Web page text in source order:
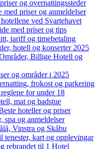
og overnattingssteder
priser og anmeldelser
ved Svartehavet
med priser og tips
tariff og timebetaling
hotell og konserter 2025
Billige Hotell og
og områder i 2025
frokost og parkering
for under 18
mat og badstue
hoteller og priser
spa og anmeldelser
Vinstra og Skåbu
kart og opplevingar
rebrandet til 1 Hotel